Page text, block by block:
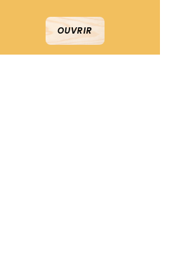
OUVRIR